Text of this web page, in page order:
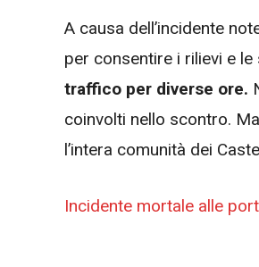
A causa dell’incidente
per consentire i rilievi e
traffico per diverse ore.
coinvolti nello scontro.
l’intera comunità dei
Incidente mortale alle